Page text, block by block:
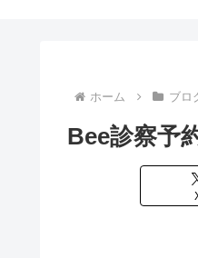
ホーム ブロ
Bee診察予